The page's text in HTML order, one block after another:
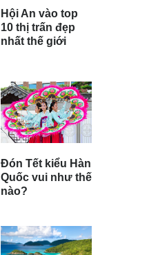
Hội An vào top
10 thị trấn đẹp
nhất thế giới
Đón Tết kiểu Hàn
Quốc vui như thế
nào?